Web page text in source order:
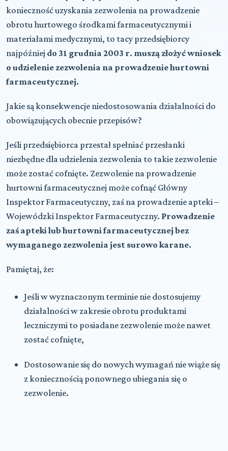
konieczność uzyskania zezwolenia na prowadzenie
obrotu hurtowego środkami farmaceutycznymi i
materiałami medycznymi, to tacy przedsiębiorcy
najpóźniej do 31 grudnia 2003 r. muszą złożyć wniosek
o udzielenie zezwolenia na prowadzenie hurtowni
farmaceutycznej.
Jakie są konsekwencje niedostosowania działalności do
obowiązujących obecnie przepisów?
Jeśli przedsiębiorca przestał spełniać przesłanki
niezbędne dla udzielenia zezwolenia to takie zezwolenie
może zostać cofnięte. Zezwolenie na prowadzenie
hurtowni farmaceutycznej może cofnąć Główny
Inspektor Farmaceutyczny, zaś na prowadzenie apteki –
Wojewódzki Inspektor Farmaceutyczny. Prowadzenie
zaś apteki lub hurtowni farmaceutycznej bez
wymaganego zezwolenia jest surowo karane.
Pamiętaj, że:
Jeśli w wyznaczonym terminie nie dostosujemy
działalności w zakresie obrotu produktami
leczniczymi to posiadane zezwolenie może nawet
zostać cofnięte,
Dostosowanie się do nowych wymagań nie wiąże się
z koniecznością ponownego ubiegania się o
zezwolenie.